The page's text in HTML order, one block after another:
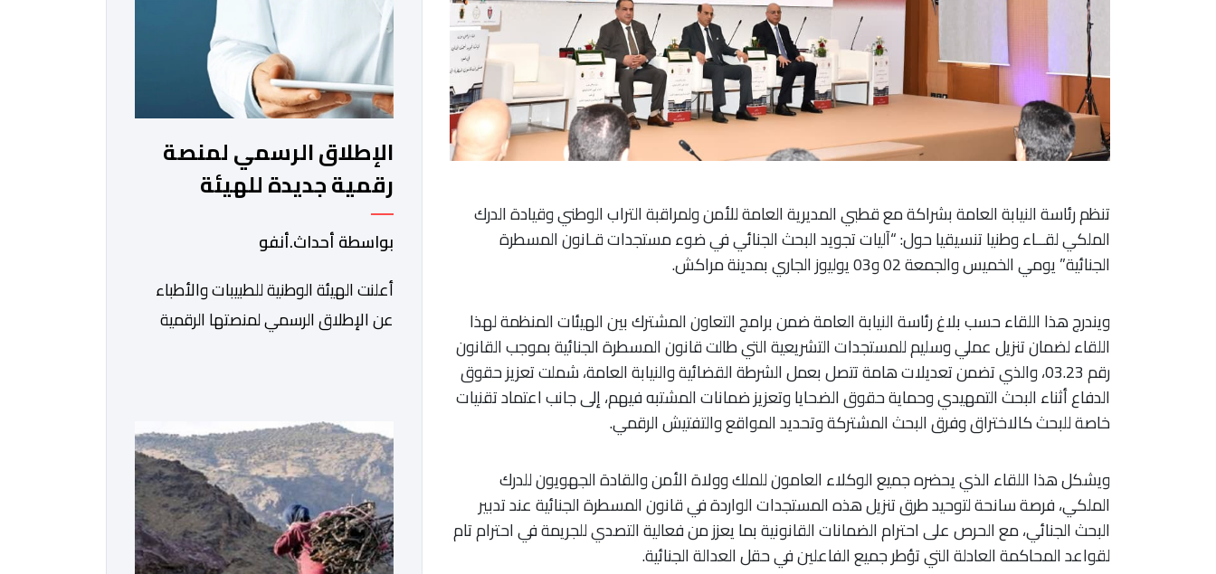
تنظم رئاسة النيابة العامة بشراكة مع قطبي المديرية العامة للأمن ولمراقبة التراب الوطني وقيادة الدرك
الملكي لقــاء وطنيا تنسيقيا حول: “آليات تجويد البحث الجنائي في ضوء مستجدات قـانون المسطرة
الجنائية” يومي الخميس والجمعة 02 و03 يوليوز الجاري بمدينة مراكش.
ويندرج هذا اللقاء حسب بلاغ رئاسة النيابة العامة ضمن برامج التعاون المشترك بين الهيئات المنظمة لهذا
اللقاء لضمان تنزيل عملي وسليم للمستجدات التشريعية التي طالت قانون المسطرة الجنائية بموجب القانون
رقم 03.23، والذي تضمن تعديلات هامة تتصل بعمل الشرطة القضائية والنيابة العامة، شملت تعزيز حقوق
الدفاع أثناء البحث التمهيدي وحماية حقوق الضحايا وتعزيز ضمانات المشتبه فيهم، إلى جانب اعتماد تقنيات
خاصة للبحث كالاختراق وفرق البحث المشتركة وتحديد المواقع والتفتيش الرقمي.
ويشكل هذا اللقاء الذي يحضره جميع الوكلاء العامون للملك وولاة الأمن والقادة الجهويون للدرك
الملكي، فرصة سانحة لتوحيد طرق تنزيل هذه المستجدات الواردة في قانون المسطرة الجنائية عند تدبير
البحث الجنائي، مع الحرص على احترام الضمانات القانونية بما يعزز من فعالية التصدي للجريمة في احترام تام
لقواعد المحاكمة العادلة التي تؤطر جميع الفاعلين في حقل العدالة الجنائية.
الإطلاق الرسمي لمنصة
رقمية جديدة للهيئة
الوطنية للطبيبات والأطباء
بواسطة أحداث.أنفو
أعلنت الهيئة الوطنية للطبيبات والأطباء
عن الإطلاق الرسمي لمنصتها الرقمية
بين الأطباء والمجالس الجهوية للهيئة إلى
جانب الهيئة الوطنية. وذكر بلاغ للهيئة أن
هذه المنصة، التي تم إطلاقها في إطار
استراتيجيتها الرامية إلى التحديث والتحول
الرقمي، تشكل خطوة مهمة في […]